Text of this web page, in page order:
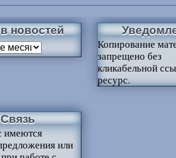
новостей
Копирование
запрещено без
кликабельной
ресурс.
Связь
имеются
или